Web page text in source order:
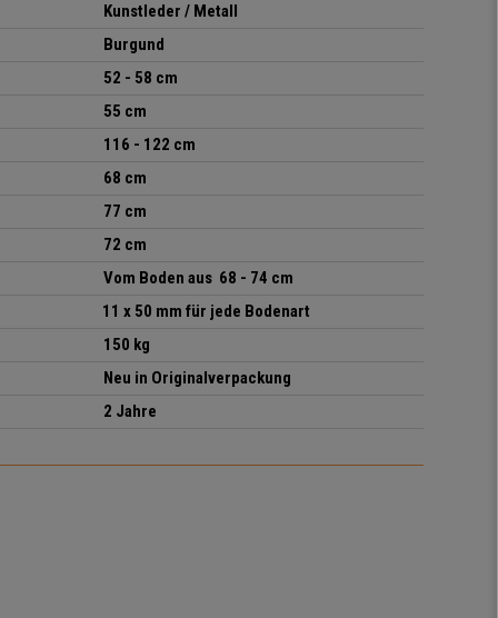
Kunstleder / Metall
Burgund
52 - 58 cm
55 cm
116 - 122 cm
68 cm
77 cm
72 cm
Vom Boden aus 68 - 74 cm
11 x 50 mm für jede Bodenart
150 kg
Neu in Originalverpackung
2 Jahre